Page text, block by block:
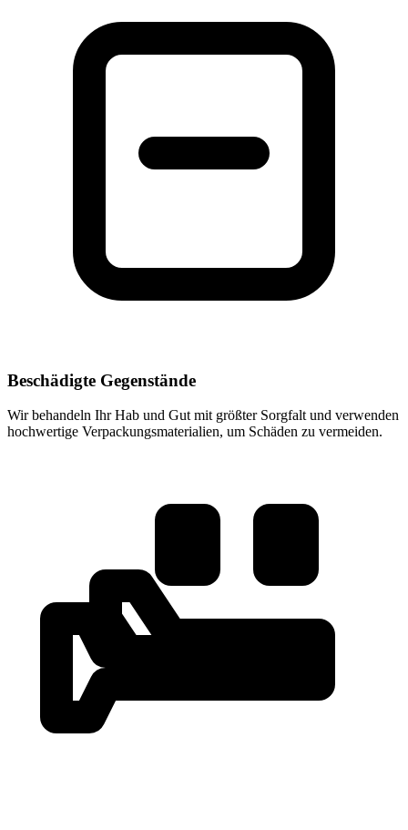
Beschädigte Gegenstände
Wir behandeln Ihr Hab und Gut mit größter Sorgfalt und verwenden
hochwertige Verpackungsmaterialien, um Schäden zu vermeiden.